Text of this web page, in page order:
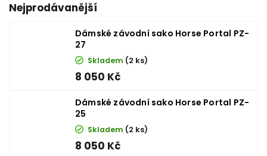
Nejprodávanější
Dámské závodní sako Horse Portal PZ-
27
Skladem (2 ks)
8 050 Kč
Dámské závodní sako Horse Portal PZ-
25
Skladem (2 ks)
8 050 Kč